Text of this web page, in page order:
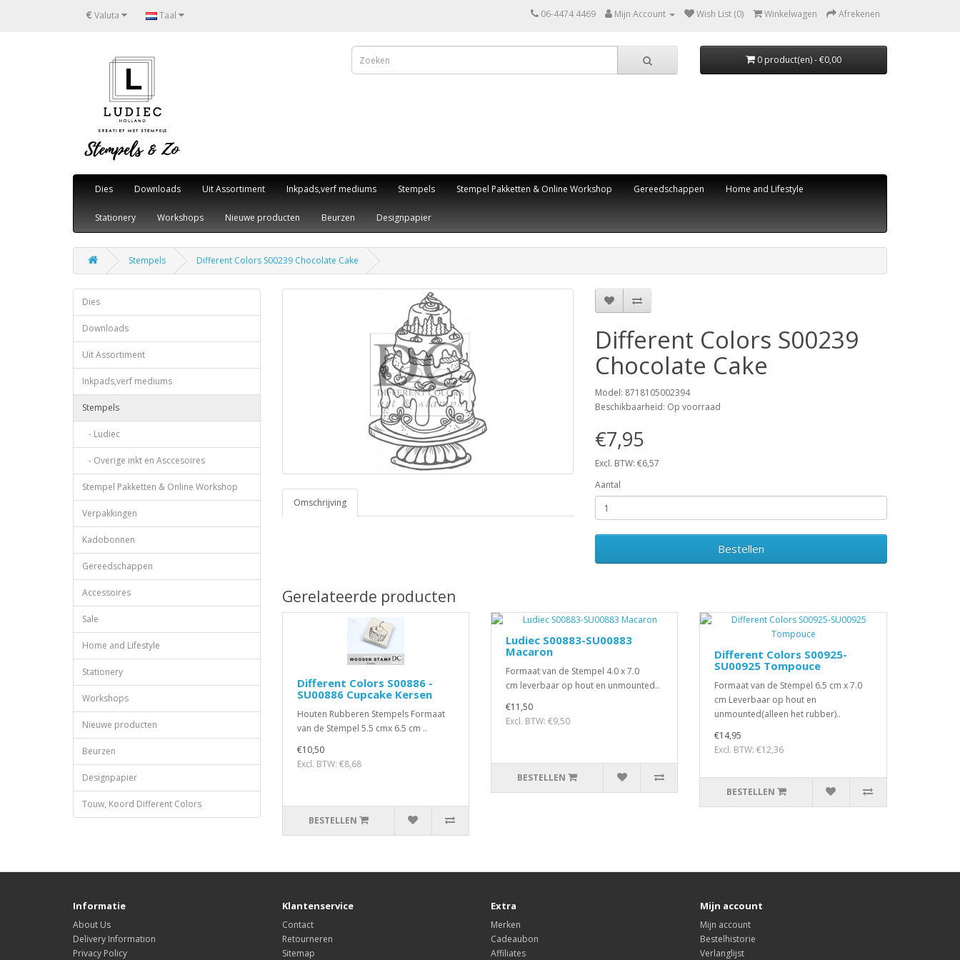
€ Valuta Taal 06-4474 4469 Mijn Account Wish List (0) Winkelwagen Afrekenen
0 product(en) - €0,00
Dies Downloads Uit Assortiment Inkpads,verf mediums Stempels Stempel Pakketten & Online Workshop Gereedschappen Home and Lifestyle
Stationery Workshops Nieuwe producten Beurzen Designpapier
Stempels Different Colors S00239 Chocolate Cake
Dies
Downloads
Uit Assortiment
Inkpads,verf mediums
Stempels
- Ludiec
- Overige inkt en Asccesoires
Stempel Pakketten & Online Workshop
Verpakkingen
Kadobonnen
Gereedschappen
Accessoires
Sale
Home and Lifestyle
Stationery
Workshops
Nieuwe producten
Beurzen
Designpapier
Touw, Koord Different Colors
Omschrijving
Different Colors S00239
Chocolate Cake
Model: 8718105002394
Beschikbaarheid: Op voorraad
€7,95
Excl. BTW: €6,57
Aantal
Bestellen
Gerelateerde producten
Different Colors S00886 -
SU00886 Cupcake Kersen
Houten Rubberen Stempels Formaat
van de Stempel 5.5 cmx 6.5 cm ..
€10,50
Excl. BTW: €8,68
BESTELLEN
Ludiec S00883-SU00883
Macaron
Formaat van de Stempel 4.0 x 7.0
cm leverbaar op hout en unmounted..
€11,50
Excl. BTW: €9,50
BESTELLEN
Different Colors S00925-
SU00925 Tompouce
Formaat van de Stempel 6.5 cm x 7.0
cm Leverbaar op hout en
unmounted(alleen het rubber)..
€14,95
Excl. BTW: €12,36
BESTELLEN
Informatie
About Us
Delivery Information
Privacy Policy
Klantenservice
Contact
Retourneren
Sitemap
Extra
Merken
Cadeaubon
Affiliates
Mijn account
Mijn account
Bestelhistorie
Verlanglijst